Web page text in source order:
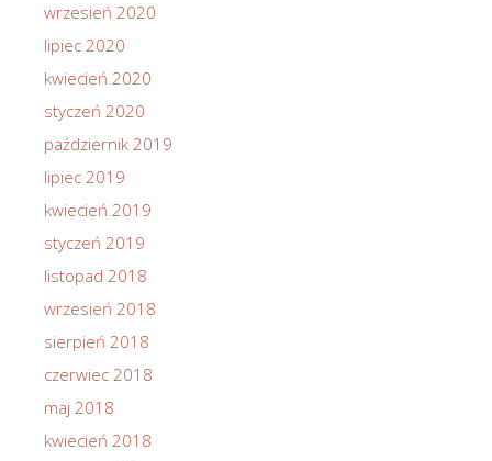
wrzesień 2020
lipiec 2020
kwiecień 2020
styczeń 2020
październik 2019
lipiec 2019
kwiecień 2019
styczeń 2019
listopad 2018
wrzesień 2018
sierpień 2018
czerwiec 2018
maj 2018
kwiecień 2018